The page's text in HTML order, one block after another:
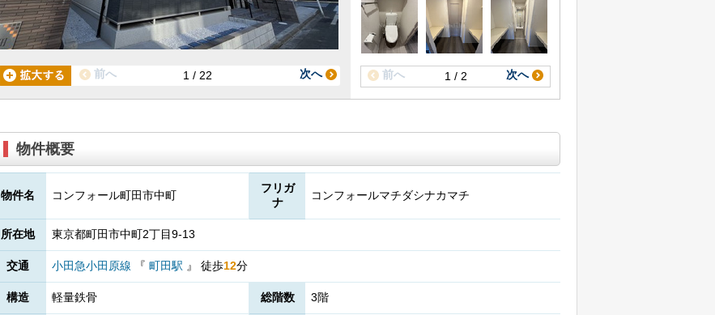
1 / 22
前へ 次へ 1 / 2
前へ 次へ
物件概要
物件名 コンフォール町田市中町
フリガ
ナ
コンフォールマチダシナカマチ
所在地 東京都町田市中町2丁目9-13
交通 小田急小田原線 『 町田駅 』 徒歩12分
構造 軽量鉄骨 総階数 3階